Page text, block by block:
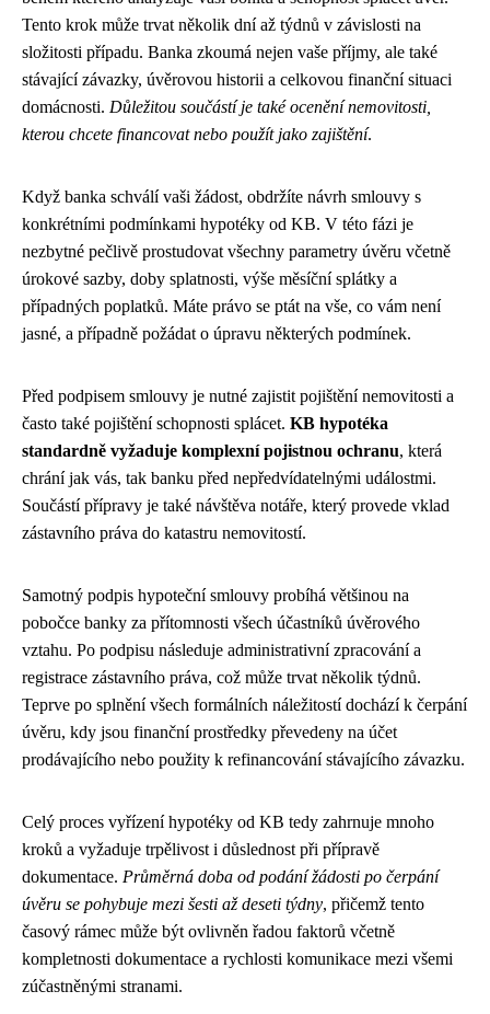
Tento krok může trvat několik dní až týdnů v závislosti na
složitosti případu. Banka zkoumá nejen vaše příjmy, ale také
stávající závazky, úvěrovou historii a celkovou finanční situaci
domácnosti. Důležitou součástí je také ocenění nemovitosti,
kterou chcete financovat nebo použít jako zajištění.
Když banka schválí vaši žádost, obdržíte návrh smlouvy s
konkrétními podmínkami hypotéky od KB. V této fázi je
nezbytné pečlivě prostudovat všechny parametry úvěru včetně
úrokové sazby, doby splatnosti, výše měsíční splátky a
případných poplatků. Máte právo se ptát na vše, co vám není
jasné, a případně požádat o úpravu některých podmínek.
Před podpisem smlouvy je nutné zajistit pojištění nemovitosti a
často také pojištění schopnosti splácet. KB hypotéka
standardně vyžaduje komplexní pojistnou ochranu, která
chrání jak vás, tak banku před nepředvídatelnými událostmi.
Součástí přípravy je také návštěva notáře, který provede vklad
zástavního práva do katastru nemovitostí.
Samotný podpis hypoteční smlouvy probíhá většinou na
pobočce banky za přítomnosti všech účastníků úvěrového
vztahu. Po podpisu následuje administrativní zpracování a
registrace zástavního práva, což může trvat několik týdnů.
Teprve po splnění všech formálních náležitostí dochází k čerpání
úvěru, kdy jsou finanční prostředky převedeny na účet
prodávajícího nebo použity k refinancování stávajícího závazku.
Celý proces vyřízení hypotéky od KB tedy zahrnuje mnoho
kroků a vyžaduje trpělivost i důslednost při přípravě
dokumentace. Průměrná doba od podání žádosti po čerpání
úvěru se pohybuje mezi šesti až deseti týdny, přičemž tento
časový rámec může být ovlivněn řadou faktorů včetně
kompletnosti dokumentace a rychlosti komunikace mezi všemi
zúčastněnými stranami.